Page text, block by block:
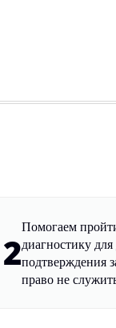
2
Помогаем
диагностику
подтверждения
право не